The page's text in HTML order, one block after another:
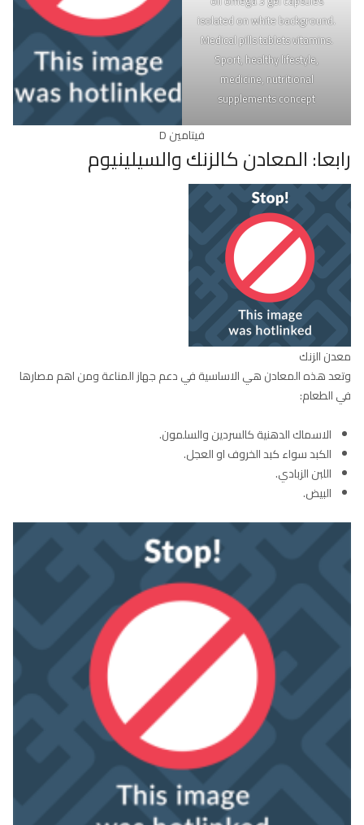
isolated on white background.
Medical pills tablets vitamins.
Sport, healthy lifestyle,
medicine, nutritional
supplements concept
فيتامين D
رابعا: المعادن كالزنك والسيلينيوم
معدن الزنك
وتعد هذه المعادن هي الاساسية في دعم جهاز المناعة ومن اهم مصارها
في الطعام:
الاسماك الدهنية كالسردين والسلمون.
الكبد سواء كبد الخروف او العجل.
اللبن الزبادي.
البيض.